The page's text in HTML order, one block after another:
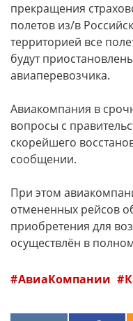
прекращения
полетов из/в
территорией все
будут
авиаперевозчика.
Авиакомпания в
вопросы с
скорейшего
сообщении.
При этом
отмененных рейсов
приобретения для
осуществлён в
АвиаКомпании